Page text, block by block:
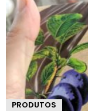
PRODUTOS